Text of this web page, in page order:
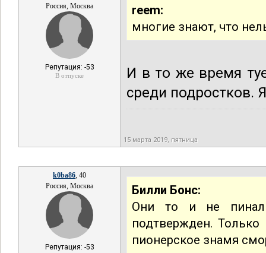
Россия, Москва
Репутация: -53
В отпуске
reem:
многие знают, что
И в то же время
среди подростков.
15 марта 2019, пятница
k0ba86, 40
Россия, Москва
Репутация: -53
Билли Бонс:
Они то и не
подтвержден.
пионерское знамя